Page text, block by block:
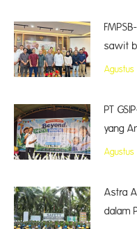
sawit
PT
yang
Astra
dalam